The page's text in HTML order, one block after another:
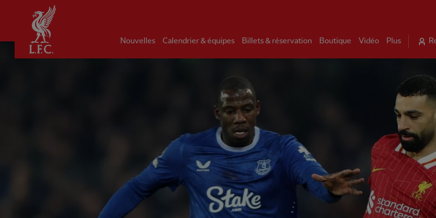
Nouvelles Calendrier & équipes Billets & réservation Boutique Vidéo Plus